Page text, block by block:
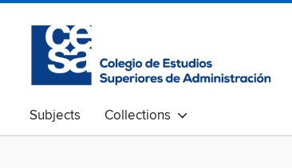
Subjects Collections